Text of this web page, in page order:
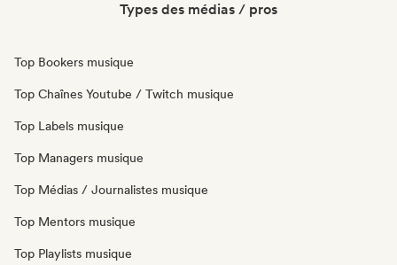
Types des médias / pros
Top Bookers musique
Top Chaînes Youtube / Twitch musique
Top Labels musique
Top Managers musique
Top Médias / Journalistes musique
Top Mentors musique
Top Playlists musique